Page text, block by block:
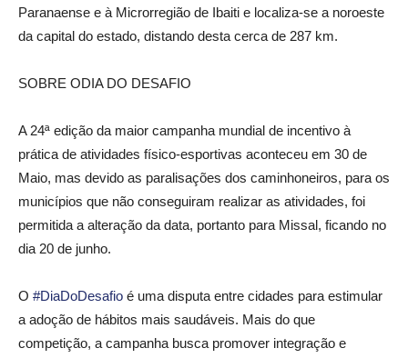
Paranaense e à Microrregião de Ibaiti e localiza-se a noroeste
da capital do estado, distando desta cerca de 287 km.
SOBRE ODIA DO DESAFIO
A 24ª edição da maior campanha mundial de incentivo à
prática de atividades físico-esportivas aconteceu em 30 de
Maio, mas devido as paralisações dos caminhoneiros, para os
municípios que não conseguiram realizar as atividades, foi
permitida a alteração da data, portanto para Missal, ficando no
dia 20 de junho.
O #DiaDoDesafio é uma disputa entre cidades para estimular
a adoção de hábitos mais saudáveis. Mais do que
competição, a campanha busca promover integração e